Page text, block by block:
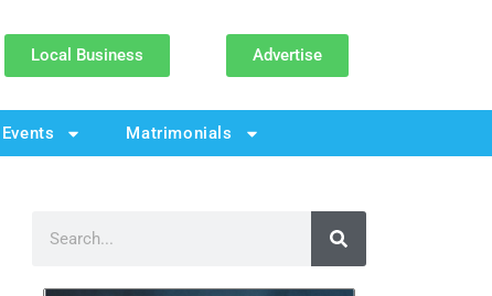
Local Business Advertise
Events Matrimonials